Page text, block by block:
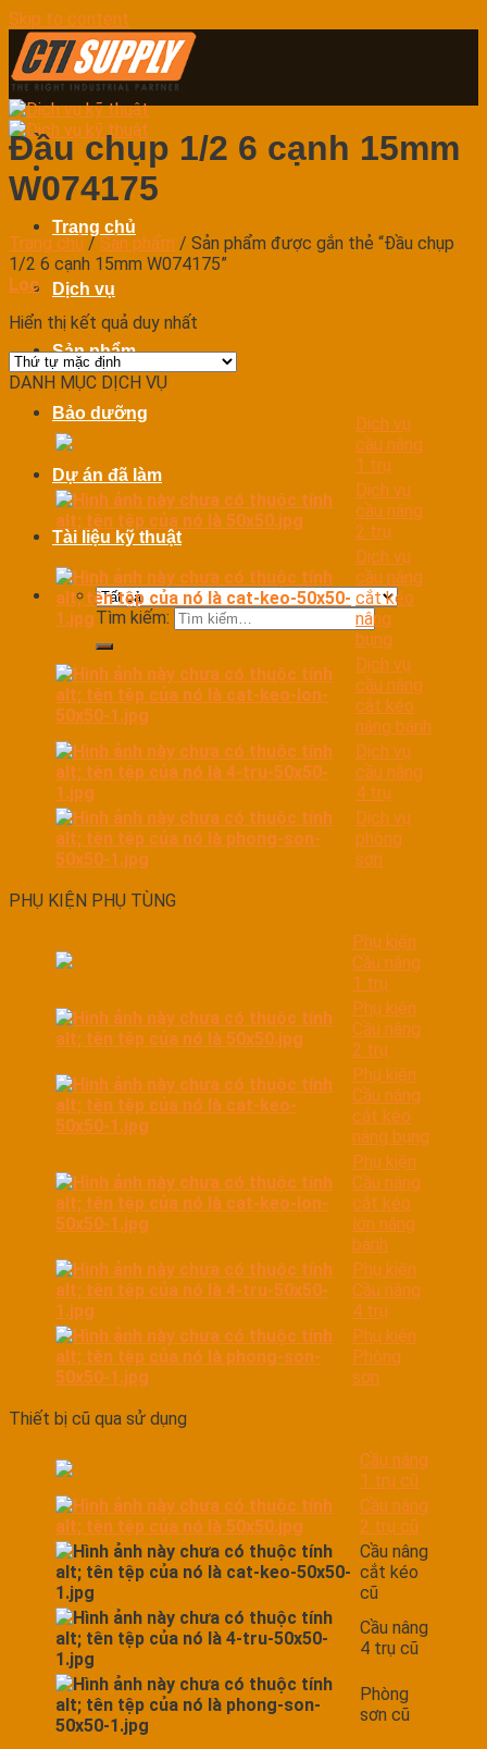
Skip to content
Trang chủ
Dịch vụ
Sản phẩm
Bảo dưỡng
Dự án đã làm
Tài liệu kỹ thuật
Tìm kiếm:
Đầu chụp 1/2 6 cạnh 15mm
W074175
Trang chủ / Sản phẩm / Sản phẩm được gắn thẻ “Đầu chụp
1/2 6 cạnh 15mm W074175”
Lọc
Hiển thị kết quả duy nhất
DANH MỤC DỊCH VỤ
Dịch vụ
cầu nâng
1 trụ
Dịch vụ
cầu nâng
2 trụ
Dịch vụ
cầu nâng
cắt kéo
nâng
bụng
Dịch vụ
cầu nâng
cắt kéo
nâng bánh
Dịch vụ
cầu nâng
4 trụ
Dịch vụ
phòng
sơn
PHỤ KIỆN PHỤ TÙNG
Phụ kiện
Cầu nâng
1 trụ
Phụ kiện
Cầu nâng
2 trụ
Phụ kiện
Cầu nâng
cắt kéo
nâng bụng
Phụ kiện
Cầu nâng
cắt kéo
lớn nâng
bánh
Phụ kiện
Cầu nâng
4 trụ
Phụ kiện
Phòng
sơn
Thiết bị cũ qua sử dụng
Cầu nâng
1 trụ cũ
Cầu nâng
2 trụ cũ
Cầu nâng
cắt kéo
cũ
Cầu nâng
4 trụ cũ
Phòng
sơn cũ